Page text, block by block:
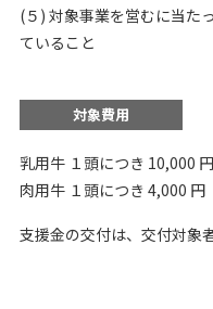
(５) 対象事業を営むに当た
ていること
対象費用
乳用牛 １頭につき 10,000 円
肉用牛 １頭につき 4,000 円
支援金の交付は、交付対象